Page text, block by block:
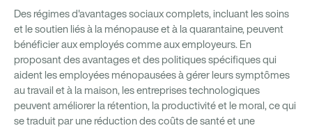
Des régimes d'avantages sociaux complets, incluant les soins
et le soutien liés à la ménopause et à la quarantaine, peuvent
bénéficier aux employés comme aux employeurs. En
proposant des avantages et des politiques spécifiques qui
aident les employées ménopausées à gérer leurs symptômes
au travail et à la maison, les entreprises technologiques
peuvent améliorer la rétention, la productivité et le moral, ce qui
se traduit par une réduction des coûts de santé et une